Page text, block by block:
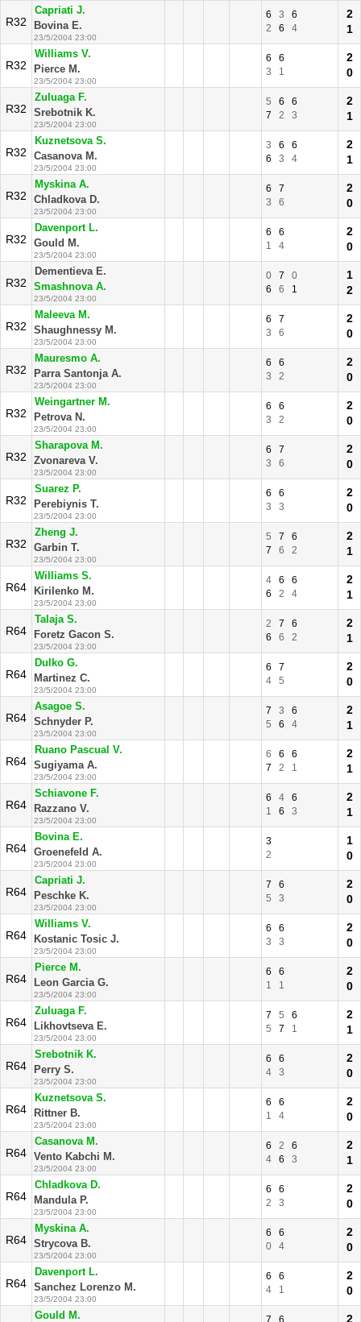
R32
Capriati J.
Bovina E.
23/5/2004 23:00
6 3
6
2
6 4
2
1
R32
Williams V.
Pierce M.
23/5/2004 23:00
6
6
3
1
2
0
R32
Zuluaga F.
Srebotnik K.
23/5/2004 23:00
5 6
6
7
2 3
2
1
R32
Kuznetsova S.
Casanova M.
23/5/2004 23:00
3 6
6
6
3 4
2
1
R32
Myskina A.
Chladkova D.
23/5/2004 23:00
6
7
3
6
2
0
R32
Davenport L.
Gould M.
23/5/2004 23:00
6
6
1
4
2
0
R32
Dementieva E.
Smashnova A.
23/5/2004 23:00
0 7
0
6
6 1
1
2
R32
Maleeva M.
Shaughnessy M.
23/5/2004 23:00
6
7
3
6
2
0
R32
Mauresmo A.
Parra Santonja A.
23/5/2004 23:00
6
6
3
2
2
0
R32
Weingartner M.
Petrova N.
23/5/2004 23:00
6
6
3
2
2
0
R32
Sharapova M.
Zvonareva V.
23/5/2004 23:00
6
7
3
6
2
0
R32
Suarez P.
Perebiynis T.
23/5/2004 23:00
6
6
3
3
2
0
R32
Zheng J.
Garbin T.
23/5/2004 23:00
5 7
6
7
6 2
2
1
R64
Williams S.
Kirilenko M.
23/5/2004 23:00
4 6
6
6
2 4
2
1
R64
Talaja S.
Foretz Gacon S.
23/5/2004 23:00
2 7
6
6
6 2
2
1
R64
Dulko G.
Martinez C.
23/5/2004 23:00
6
7
4
5
2
0
R64
Asagoe S.
Schnyder P.
23/5/2004 23:00
7 3
6
5
6 4
2
1
R64
Ruano Pascual V.
Sugiyama A.
23/5/2004 23:00
6 6
6
7
2 1
2
1
R64
Schiavone F.
Razzano V.
23/5/2004 23:00
6 4
6
1
6 3
2
1
R64
Bovina E.
Groenefeld A.
23/5/2004 23:00
3
2
1
0
R64
Capriati J.
Peschke K.
23/5/2004 23:00
7
6
5
3
2
0
R64
Williams V.
Kostanic Tosic J.
23/5/2004 23:00
6
6
3
3
2
0
R64
Pierce M.
Leon Garcia G.
23/5/2004 23:00
6
6
1
1
2
0
R64
Zuluaga F.
Likhovtseva E.
23/5/2004 23:00
7 5
6
5
7 1
2
1
R64
Srebotnik K.
Perry S.
23/5/2004 23:00
6
6
4
3
2
0
R64
Kuznetsova S.
Rittner B.
23/5/2004 23:00
6
6
1
4
2
0
R64
Casanova M.
Vento Kabchi M.
23/5/2004 23:00
6 2
6
4
6 3
2
1
R64
Chladkova D.
Mandula P.
23/5/2004 23:00
6
6
2
3
2
0
R64
Myskina A.
Strycova B.
23/5/2004 23:00
6
6
0
4
2
0
R64
Davenport L.
Sanchez Lorenzo M.
23/5/2004 23:00
6
6
4
1
2
0
Gould M. 7 6 2